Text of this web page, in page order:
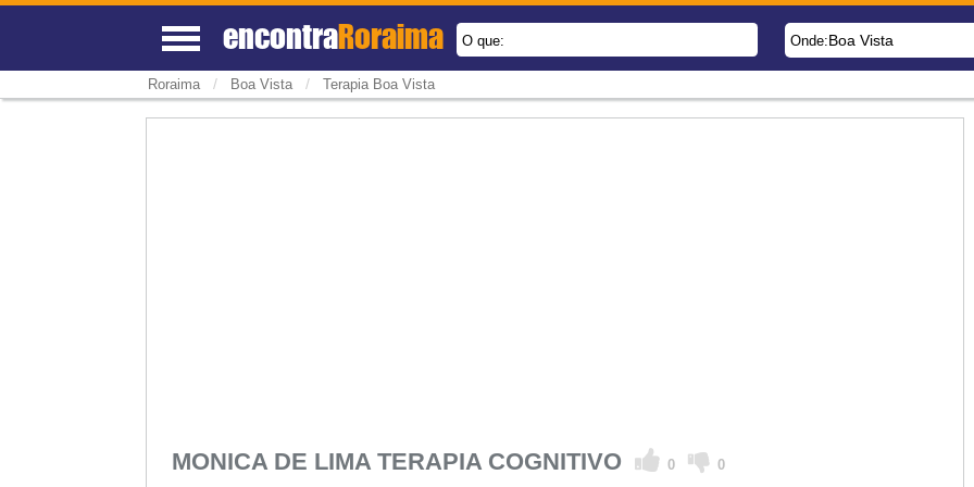
encontraRoraima O que: Onde:Boa Vista
Roraima / Boa Vista / Terapia Boa Vista
MONICA DE LIMA TERAPIA COGNITIVO 0 0